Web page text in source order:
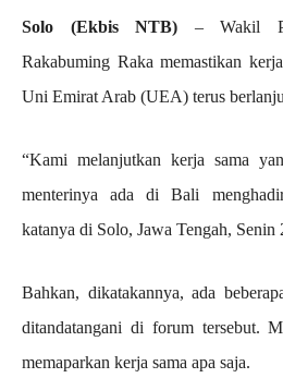
Solo (Ekbis NTB) – Wakil
Rakabuming Raka memastikan
Uni Emirat Arab (UEA) terus
“Kami melanjutkan kerja sama
menterinya ada di Bali
katanya di Solo, Jawa Tengah, Senin
Bahkan, dikatakannya, ada
ditandatangani di forum tersebut.
memaparkan kerja sama apa saja.